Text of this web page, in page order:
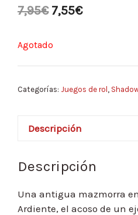
7,95€ 7,55€
Agotado
Categorías: Juegos de rol ,
Descripción
Descripción
Una antigua mazmorra
Ardiente, el acoso de un